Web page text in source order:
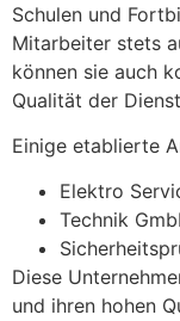
Schulen und
Mitarbeiter stets
können sie auch
Qualität der
Einige etablierte
Elektro
Technik
Diese
und ihren hohen